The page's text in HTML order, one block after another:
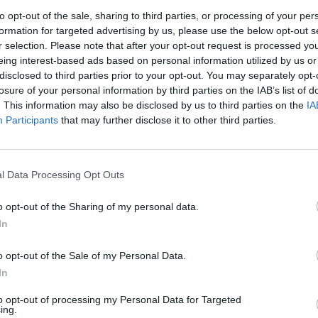
opt-out of the sale, sharing to third parties, or processing of your
for targeted advertising by us, please use the below opt-out
selection. Please note that after your opt-out request is processed
interest-based ads based on personal information utilized by us
to third parties prior to your opt-out. You may separately
of your personal information by third parties on the IAB’s list of
This information may also be disclosed by us to third parties on the
Participants that may further disclose it to other third parties.
Data Processing Opt Outs
opt-out of the Sharing of my personal data.
opt-out of the Sale of my Personal Data.
opt-out of processing my Personal Data for Targeted
které postupně posouvají dosavadní zmapované
letos v září dostali potápěči svým výzkumem
jeskyně na světě. Česko-polská expedice
Dna však nedosáhla, měření zastavil konec
propast Pozzo del Merro s naměřenou hloubkou 392
významných děl, objevů a vědeckých prací nebo
výkon, dosáhli významných úspěchů a mají vztah
Petr Čepický. Podílel na známých televizních
jako autor a režisér, doplnil mluvčí radnice.